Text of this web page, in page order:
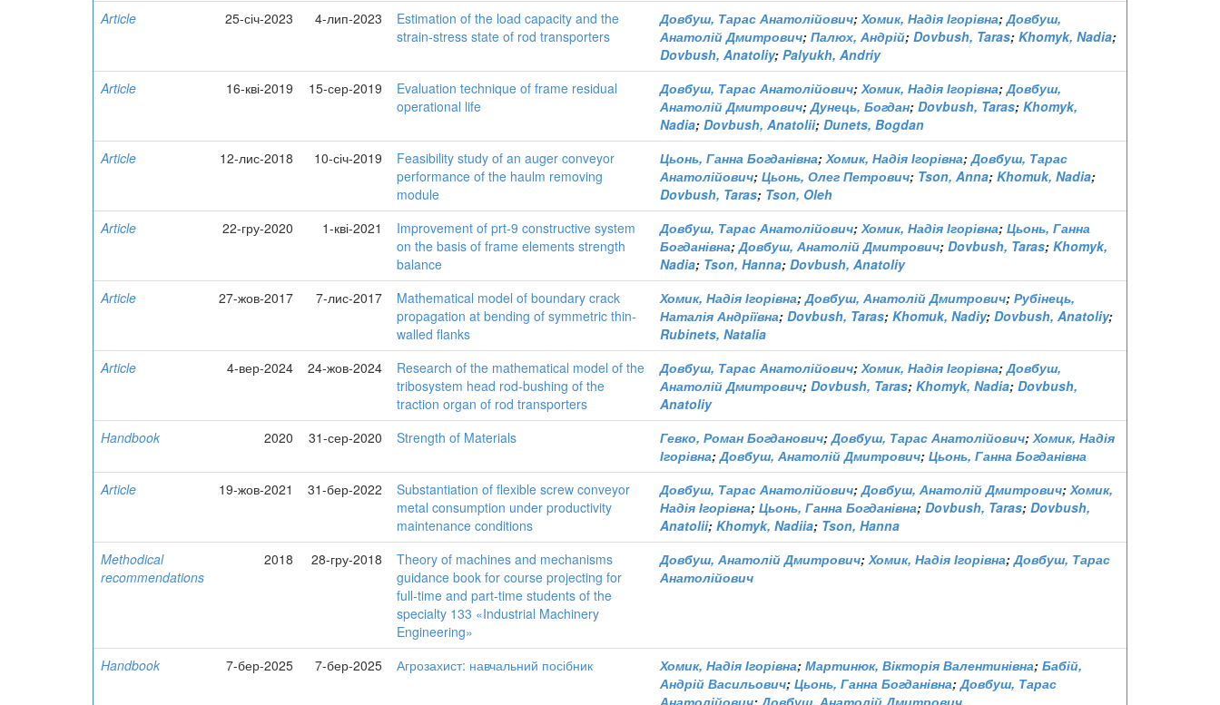
Article
25-січ-2023 4-лип-2023
Estimation of the load capacity and the
strain-stress state of rod transporters
Довбуш, Тарас Анатолійович;Хомик, Надія Ігорівна;Довбуш,
Анатолій Дмитрович; Палюх, Андрій; Dovbush, Taras; Khomyk, Nadia;
Dovbush, Anatoliy; Palyukh, Andriy
Article
16-кві-2019 15-сер-2019
Evaluation technique of frame residual
operational life
Довбуш, Тарас Анатолійович;Хомик, Надія Ігорівна;Довбуш,
Анатолій Дмитрович;Дунець, Богдан; Dovbush, Taras; Khomyk,
Nadia; Dovbush, Anatolii; Dunets, Bogdan
Article
12-лис-2018 10-січ-2019
Feasibility study of an auger conveyor
performance of the haulm removing
module
Цьонь, Ганна Богданівна;Хомик, Надія Ігорівна;Довбуш, Тарас
Анатолійович; Цьонь, Олег Петрович; Tson, Anna; Khomuk, Nadia;
Dovbush, Taras; Tson, Oleh
Article
22-гру-2020 1-кві-2021
Improvement of prt-9 constructive system
on the basis of frame elements strength
balance
Довбуш, Тарас Анатолійович;Хомик, Надія Ігорівна; Цьонь, Ганна
Богданівна;Довбуш, Анатолій Дмитрович; Dovbush, Taras; Khomyk,
Nadia; Tson, Hanna; Dovbush, Anatoliy
Article
27-жов-2017 7-лис-2017
Mathematical model of boundary crack
propagation at bending of symmetric thin-
walled flanks
Хомик, Надія Ігорівна;Довбуш, Анатолій Дмитрович; Рубінець,
Наталія Андріївна; Dovbush, Taras; Khomuk, Nadiy; Dovbush, Anatoliy;
Rubinets, Natalia
Article
4-вер-2024 24-жов-2024
Research of the mathematical model of the
tribosystem head rod-bushing of the
traction organ of rod transporters
Довбуш, Тарас Анатолійович;Хомик, Надія Ігорівна;Довбуш,
Анатолій Дмитрович; Dovbush, Taras; Khomyk, Nadia; Dovbush,
Anatoliy
Handbook
2020 31-сер-2020 Strength of Materials Гевко, Роман Богданович;Довбуш, Тарас Анатолійович;Хомик, Надія
Ігорівна;Довбуш, Анатолій Дмитрович; Цьонь, Ганна Богданівна
Article
19-жов-2021 31-бер-2022
Substantiation of flexible screw conveyor
metal consumption under productivity
maintenance conditions
Довбуш, Тарас Анатолійович;Довбуш, Анатолій Дмитрович;Хомик,
Надія Ігорівна; Цьонь, Ганна Богданівна; Dovbush, Taras; Dovbush,
Anatolii; Khomyk, Nadiia; Tson, Hanna
Methodical
recommendations
2018 28-гру-2018
Theory of machines and mechanisms
guidance book for course projecting for
full-time and part-time students of the
specialty 133 «Industrial Machinery
Engineering»
Довбуш, Анатолій Дмитрович;Хомик, Надія Ігорівна;Довбуш, Тарас
Анатолійович
Handbook 7-бер-2025 7-бер-2025 Агрозахист: навчальний посібник Хомик, Надія Ігорівна; Мартинюк, Вікторія Валентинівна; Бабій,
Андрій Васильович; Цьонь, Ганна Богданівна;Довбуш, Тарас
Анатолійович;Довбуш, Анатолій Дмитрович